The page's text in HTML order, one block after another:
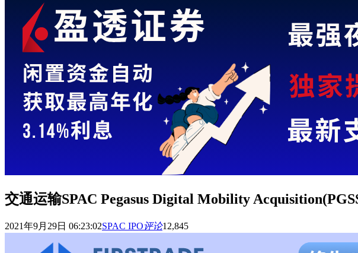
交通运输SPAC Pegasus Digital Mobility
2021年9月29日 06:23:02SPAC IPO评论12,845